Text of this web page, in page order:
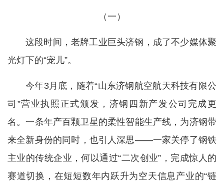
（一）
这段时间，老牌工业巨头济钢，成了不少媒体聚
光灯下的“宠儿”。
今年3月底，随着“山东济钢航空航天科技有限公
司”营业执照正式颁发，济钢四新产发公司完成更
名。一条年产百颗卫星的柔性智能生产线，为济钢带
来全新身份的同时，也引人深思——一家关停了钢铁
主业的传统企业，何以通过“二次创业”，完成惊人的
赛道切换，在短短数年内跃升为空天信息产业的“链